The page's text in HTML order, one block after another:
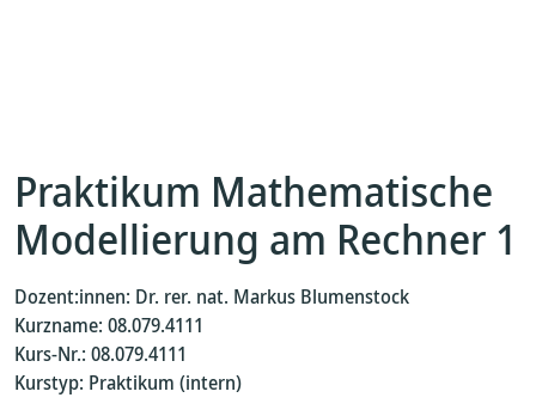
Praktikum Mathematische
Modellierung am Rechner 1
Dozent:innen: Dr. rer. nat. Markus Blumenstock
Kurzname: 08.079.4111
Kurs-Nr.: 08.079.4111
Kurstyp: Praktikum (intern)